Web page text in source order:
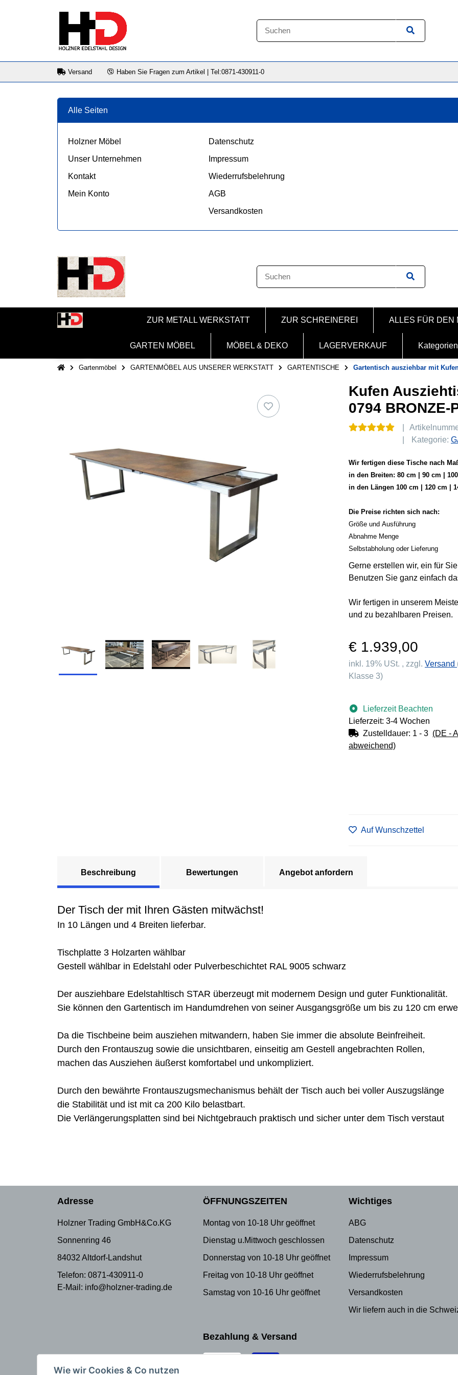
Versand Haben Sie Fragen zum Artikel | Tel:0871-430911-0
Alle Seiten
Holzner Möbel
Unser Unternehmen
Kontakt
Mein Konto
Datenschutz
Impressum
Wiederrufsbelehrung
AGB
Versandkosten
ZUR METALL WERKSTATT ZUR SCHREINEREI ALLES FÜR DEN
GARTEN MÖBEL MÖBEL & DEKO LAGERVERKAUF Kategorien
Gartenmöbel GARTENMÖBEL AUS UNSERER WERKSTATT GARTENTISCHE Gartentisch ausziehbar mit
Kufen
0794 BRONZE-
Kategorie:
Wir fertigen diese Tische nach
in den Breiten: 80 cm | 90 cm |
in den Längen 100 cm | 120 cm |
Die Preise richten sich nach:
Größe und Ausführung
Abnahme Menge
Selbstabholung oder Lieferung
Gerne erstellen wir, ein für
Benutzen Sie ganz einfach
Wir fertigen in unserem
und zu bezahlbaren Preisen.
€ 1.939,00
inkl. 19% USt. , zzgl. Versand
Klasse 3)
Lieferzeit Beachten
Lieferzeit: 3-4 Wochen
Zustelldauer: 1 - 3 (DE -
abweichend)
Auf Wunschzettel
Beschreibung Bewertungen Angebot anfordern
Der Tisch der mit Ihren Gästen mitwächst!
In 10 Längen und 4 Breiten lieferbar.
Tischplatte 3 Holzarten wählbar
Gestell wählbar in Edelstahl oder Pulverbeschichtet RAL 9005 schwarz
Der ausziehbare Edelstahltisch STAR überzeugt mit modernem Design und guter Funktionalität.
Sie können den Gartentisch im Handumdrehen von seiner Ausgangsgröße um bis zu 120 cm
Da die Tischbeine beim ausziehen mitwandern, haben Sie immer die absolute Beinfreiheit.
Durch den Frontauszug sowie die unsichtbaren, einseitig am Gestell angebrachten Rollen,
machen das Ausziehen äußerst komfortabel und unkompliziert.
Durch den bewährte Frontauszugsmechanismus behält der Tisch auch bei voller Auszugslänge
die Stabilität und ist mit ca 200 Kilo belastbart.
Die Verlängerungsplatten sind bei Nichtgebrauch praktisch und sicher unter dem Tisch verstaut
Adresse
Holzner Trading GmbH&Co.KG
Sonnenring 46
84032 Altdorf-Landshut
Telefon: 0871-430911-0
E-Mail: info@holzner-trading.de
ÖFFNUNGSZEITEN
Montag von 10-18 Uhr geöffnet
Dienstag u.Mittwoch geschlossen
Donnerstag von 10-18 Uhr geöffnet
Freitag von 10-18 Uhr geöffnet
Samstag von 10-16 Uhr geöffnet
Wichtiges
ABG
Datenschutz
Impressum
Wiederrufsbelehrung
Versandkosten
Wir liefern auch in die
Bezahlung & Versand
Wie wir Cookies & Co nutzen